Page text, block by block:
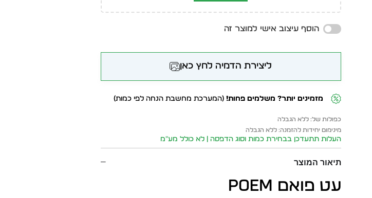
הוסף עיצוב אישי למוצר זה
ליצירת הדמיה לחץ כאן
מזמינים יותר? משלמים פחות! (המערכת מחשבת הנחה לפי כמות)
כפולות של: ללא הגבלה
מינימום יחידות להזמנה: ללא הגבלה
העלות תתעדכן בבחירת כמות וסוג הדפסה | לא כולל מע״מ
תיאור המוצר
עט פואם Poem